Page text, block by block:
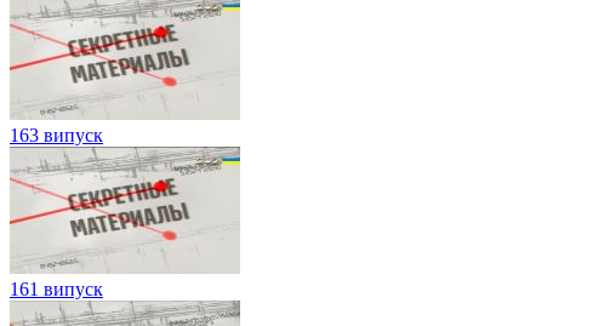
163 випуск
161 випуск